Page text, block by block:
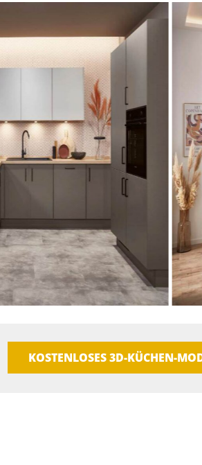
KOSTENLOSES 3D-KÜCHEN-